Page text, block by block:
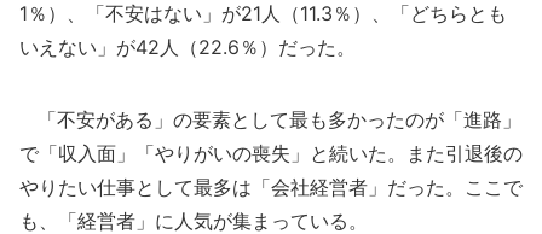
1％）、「不安はない」が21人（11.3％）、「どちらとも
いえない」が42人（22.6％）だった。
「不安がある」の要素として最も多かったのが「進路」
で「収入面」「やりがいの喪失」と続いた。また引退後の
やりたい仕事として最多は「会社経営者」だった。ここで
も、「経営者」に人気が集まっている。